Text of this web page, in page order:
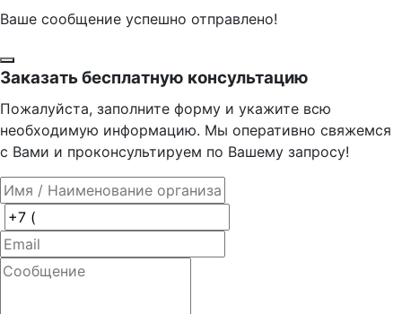
Ваше сообщение успешно отправлено!
Заказать бесплатную консультацию
Пожалуйста, заполните форму и укажите всю
необходимую информацию. Мы оперативно свяжемся
с Вами и проконсультируем по Вашему запросу!